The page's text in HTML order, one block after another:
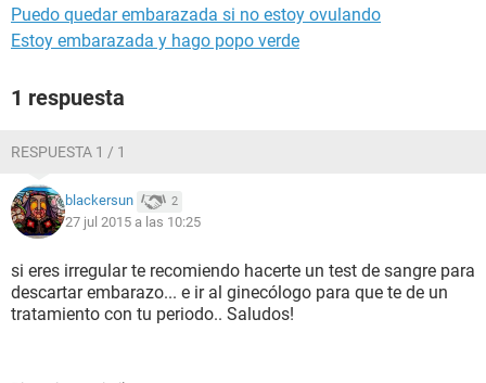
Puedo quedar embarazada si no estoy ovulando
Estoy embarazada y hago popo verde
1 respuesta
RESPUESTA 1 / 1
blackersun 2
27 jul 2015 a las 10:25
si eres irregular te recomiendo hacerte un test de sangre para
descartar embarazo... e ir al ginecólogo para que te de un
tratamiento con tu periodo.. Saludos!